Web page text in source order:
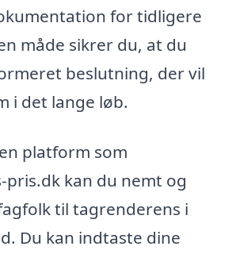
for tidligere
måde sikrer du, at du
beslutning, der vil
i det lange løb.
platform som
kan du nemt og
til tagrenderens i
Du kan indtaste dine